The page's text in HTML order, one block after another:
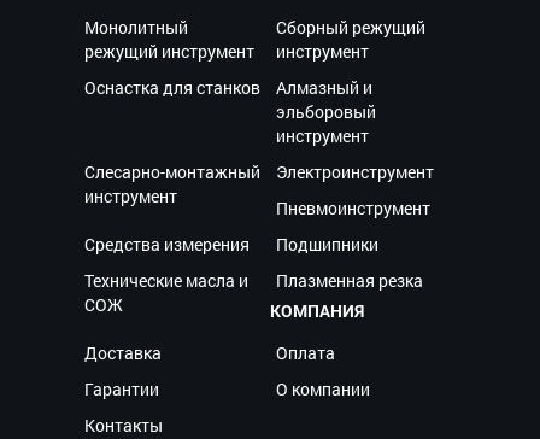
Монолитный
режущий инструмент
Сборный режущий
инструмент
Оснастка для станков
Алмазный и
эльборовый
инструмент
Слесарно-монтажный
инструмент
Электроинструмент
Пневмоинструмент
Средства измерения
Подшипники
Технические масла и
СОЖ
Плазменная резка
КОМПАНИЯ
Доставка
Оплата
Гарантии
О компании
Контакты